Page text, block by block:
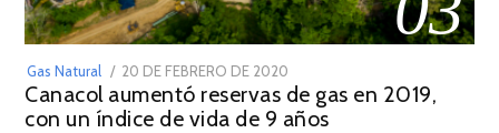
Gas Natural
POSTED
ON
20 DE FEBRERO DE 2020
DE
JULIO
Canacol aumentó reservas de gas en 2019,
con un índice de vida de 9 años